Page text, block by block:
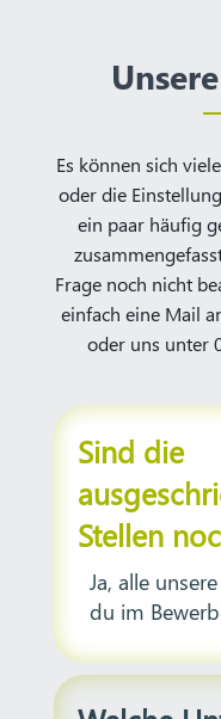
Es können sich
oder die
ein paar häufig
Frage noch nicht
einfach eine Mail
oder uns unter
Sind die
Stellen
Ja, alle
du im